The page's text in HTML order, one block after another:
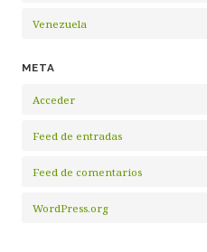
Venezuela
META
Acceder
Feed de entradas
Feed de comentarios
WordPress.org